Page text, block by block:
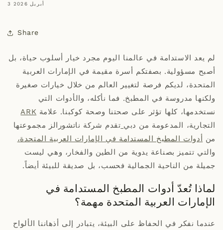
3 أبريل 2026
Share
لم يعد الاستدامة في عالمنا اليوم مجرد خيار أسلوب حياة، بل
أصبح مسؤولية. بصفتكم أسرة مقيمة في الإمارات العربية
المتحدة، لديكم فرصة لتغيير العالم من خلال خيارات صغيرة
ولكنها مدروسة في المطبخ. فما نأكله، والأدوات التي
نستخدمها، كلها تؤثر على صحتنا وصحة كوكبنا. علامة ARK
التجارية، المدعومة من دبي تقدم شركة ناتشورالز مجموعتها
من أدوات المطبخ المستدامة في الإمارات العربية المتحدة،
والتي تتميز بصناعة يدوية من الطين والفخار، وهي ليست
جميلة من الناحية الجمالية فحسب، بل صديقة للبيئة أيضاً.
لماذا تُعدّ أدوات المطبخ المستدامة في
الإمارات العربية المتحدة مهمة؟
عندما نفكر في الحفاظ على البيئة، يتبادر إلى أذهاننا الألواح